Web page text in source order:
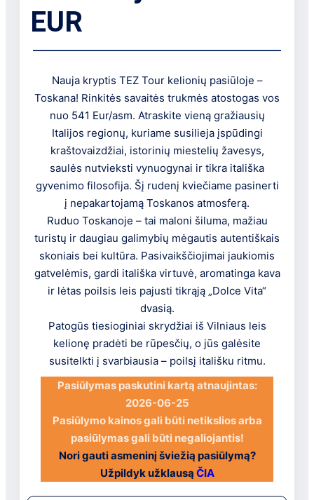
EUR
Nauja kryptis TEZ Tour kelionių pasiūloje –
Toskana! Rinkitės savaitės trukmės atostogas vos
nuo 541 Eur/asm. Atraskite vieną gražiausių
Italijos regionų, kuriame susilieja įspūdingi
kraštovaizdžiai, istorinių miestelių žavesys,
saulės nutvieksti vynuogynai ir tikra itališka
gyvenimo filosofija. Šį rudenį kviečiame pasinerti
į nepakartojamą Toskanos atmosferą.
Ruduo Toskanoje – tai maloni šiluma, mažiau
turistų ir daugiau galimybių mėgautis autentiškais
skoniais bei kultūra. Pasivaikščiojimai jaukiomis
gatvelėmis, gardi itališka virtuvė, aromatinga kava
ir lėtas poilsis leis pajusti tikrąją „Dolce Vita“
dvasią.
Patogūs tiesioginiai skrydžiai iš Vilniaus leis
kelionę pradėti be rūpesčių, o jūs galėsite
susitelkti į svarbiausia – poilsį itališku ritmu.
Pasiūlymas paskutini kartą atnaujintas:
2026-06-25
Pasiūlymo kainos gali būti netikslios arba
pasiūlymas gali būti negaliojantis!
Nori gauti asmeninį šviežią pasiūlymą?
Užpildyk užklausą ČIA